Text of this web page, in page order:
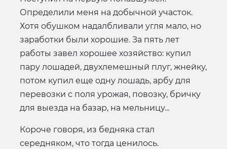
Определили меня на добычной участок.
Хотя обушком надалбливали угля мало, но
заработки были хорошие. За пять лет
работы завел хорошее хозяйство: купил
пару лошадей, двухлемешный плуг, жнейку,
потом купил еще одну лошадь, арбу для
перевозки с поля урожая, повозку, бричку
для выезда на базар, на мельницу...
Короче говоря, из бедняка стал
середняком, что тогда ценилось.